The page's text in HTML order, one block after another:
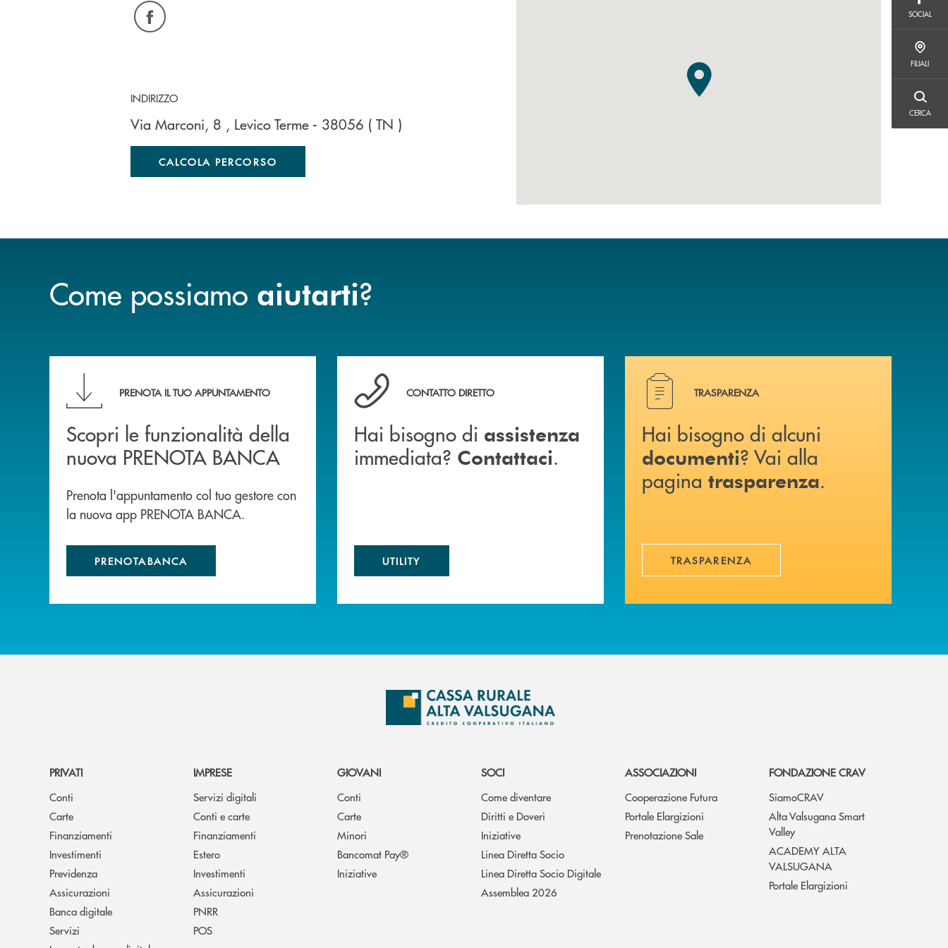
SOCIAL
FILIALI
CERCA
INDIRIZZO
Via Marconi, 8 , Levico Terme - 38056 ( TN )
CALCOLA PERCORSO
Come possiamo aiutarti?
PRENOTA IL TUO APPUNTAMENTO
Scopri le funzionalità della
nuova PRENOTA BANCA
Prenota l'appuntamento col tuo gestore con
la nuova app PRENOTA BANCA.
PRENOTABANCA
Hai bisogno di assistenza immediata? Contattaci .
CONTATTO DIRETTO
Hai bisogno di assistenza
immediata? Contattaci.
UTILITY
Hai bisogno di alcuni documenti ? Vai alla pagina
TRASPARENZA
Hai bisogno di alcuni
documenti? Vai alla
pagina trasparenza.
TRASPARENZA
PRIVATI
Conti
Carte
Finanziamenti
Investimenti
Previdenza
Assicurazioni
Banca digitale
Servizi
IMPRESE
Servizi digitali
Conti e carte
Finanziamenti
Estero
Investimenti
Assicurazioni
PNRR
POS
GIOVANI
Conti
Carte
Minori
Bancomat Pay®
Iniziative
SOCI
Come diventare
Diritti e Doveri
Iniziative
Linea Diretta Socio
Linea Diretta Socio Digitale
Assemblea 2026
ASSOCIAZIONI
Cooperazione Futura
Portale Elargizioni
Prenotazione Sale
FONDAZIONE CRAV
SiamoCRAV
Alta Valsugana Smart
Valley
ACADEMY ALTA
VALSUGANA
Portale Elargizioni